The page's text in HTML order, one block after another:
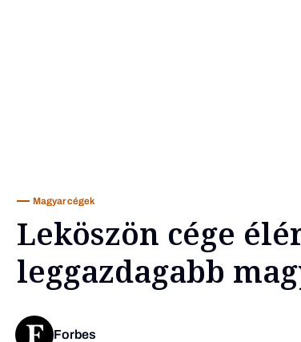
Magyar cégek
Leköszön cége
leggazdagabb
Forbes